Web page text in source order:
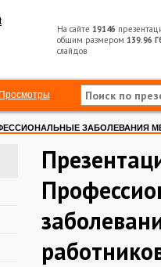
На сайте 19146
общим размером 139.96
слайдов
Просмотры
ЗАБОЛЕВАНИЯ